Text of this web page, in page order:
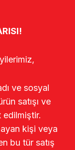
ve sosyal
satışı ve
edilmiştir.
kişi veya
bu tür satış